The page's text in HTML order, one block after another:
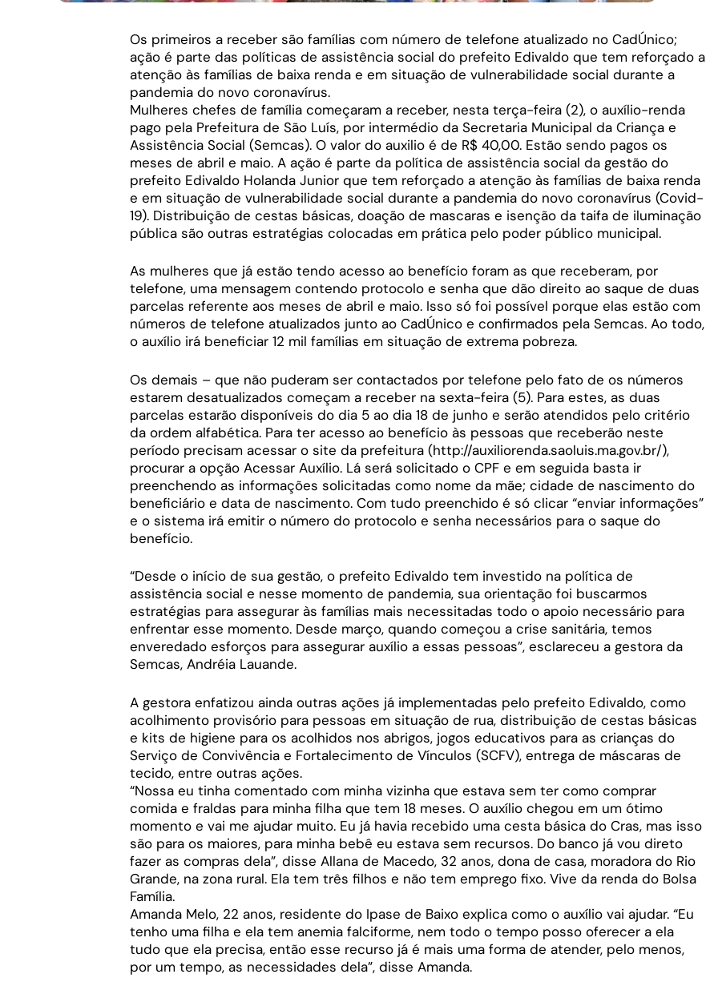
Os primeiros a receber são famílias com número de telefone atualizado no CadÚnico;
ação é parte das políticas de assistência social do prefeito Edivaldo que tem reforçado a
atenção às famílias de baixa renda e em situação de vulnerabilidade social durante a
pandemia do novo coronavírus.
Mulheres chefes de família começaram a receber, nesta terça-feira (2), o auxílio-renda
pago pela Prefeitura de São Luís, por intermédio da Secretaria Municipal da Criança e
Assistência Social (Semcas). O valor do auxilio é de R$ 40,00. Estão sendo pagos os
meses de abril e maio. A ação é parte da política de assistência social da gestão do
prefeito Edivaldo Holanda Junior que tem reforçado a atenção às famílias de baixa renda
e em situação de vulnerabilidade social durante a pandemia do novo coronavírus (Covid-
19). Distribuição de cestas básicas, doação de mascaras e isenção da taifa de iluminação
pública são outras estratégias colocadas em prática pelo poder público municipal.
As mulheres que já estão tendo acesso ao benefício foram as que receberam, por
telefone, uma mensagem contendo protocolo e senha que dão direito ao saque de duas
parcelas referente aos meses de abril e maio. Isso só foi possível porque elas estão com
números de telefone atualizados junto ao CadÚnico e confirmados pela Semcas. Ao todo,
o auxílio irá beneficiar 12 mil famílias em situação de extrema pobreza.
Os demais – que não puderam ser contactados por telefone pelo fato de os números
estarem desatualizados começam a receber na sexta-feira (5). Para estes, as duas
parcelas estarão disponíveis do dia 5 ao dia 18 de junho e serão atendidos pelo critério
da ordem alfabética. Para ter acesso ao benefício às pessoas que receberão neste
período precisam acessar o site da prefeitura (http://auxiliorenda.saoluis.ma.gov.br/),
procurar a opção Acessar Auxílio. Lá será solicitado o CPF e em seguida basta ir
preenchendo as informações solicitadas como nome da mãe; cidade de nascimento do
beneficiário e data de nascimento. Com tudo preenchido é só clicar “enviar informações”
e o sistema irá emitir o número do protocolo e senha necessários para o saque do
benefício.
“Desde o início de sua gestão, o prefeito Edivaldo tem investido na política de
assistência social e nesse momento de pandemia, sua orientação foi buscarmos
estratégias para assegurar às famílias mais necessitadas todo o apoio necessário para
enfrentar esse momento. Desde março, quando começou a crise sanitária, temos
enveredado esforços para assegurar auxílio a essas pessoas”, esclareceu a gestora da
Semcas, Andréia Lauande.
A gestora enfatizou ainda outras ações já implementadas pelo prefeito Edivaldo, como
acolhimento provisório para pessoas em situação de rua, distribuição de cestas básicas
e kits de higiene para os acolhidos nos abrigos, jogos educativos para as crianças do
Serviço de Convivência e Fortalecimento de Vínculos (SCFV), entrega de máscaras de
tecido, entre outras ações.
“Nossa eu tinha comentado com minha vizinha que estava sem ter como comprar
comida e fraldas para minha filha que tem 18 meses. O auxílio chegou em um ótimo
momento e vai me ajudar muito. Eu já havia recebido uma cesta básica do Cras, mas isso
são para os maiores, para minha bebê eu estava sem recursos. Do banco já vou direto
fazer as compras dela”, disse Allana de Macedo, 32 anos, dona de casa, moradora do Rio
Grande, na zona rural. Ela tem três filhos e não tem emprego fixo. Vive da renda do Bolsa
Família.
Amanda Melo, 22 anos, residente do Ipase de Baixo explica como o auxílio vai ajudar. “Eu
tenho uma filha e ela tem anemia falciforme, nem todo o tempo posso oferecer a ela
tudo que ela precisa, então esse recurso já é mais uma forma de atender, pelo menos,
por um tempo, as necessidades dela”, disse Amanda.